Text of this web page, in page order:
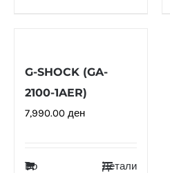
G-SHOCK (GA-
2100-1AER)
7,990.00 ден
Во
Детали